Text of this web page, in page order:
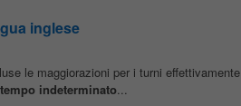
inglese
le maggiorazioni per i turni effettivamente
tempo indeterminato...